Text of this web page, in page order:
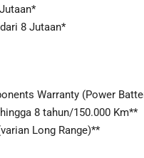
8 Jutaan*
Warranty (Power
8 tahun/150.000 Km**
Long Range)**